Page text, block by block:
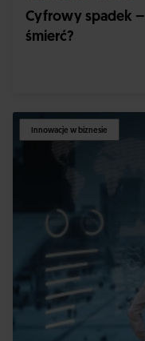
Cyfrowy spadek
śmierć?
Innowacje w biznesie